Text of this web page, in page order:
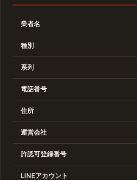
業者名
種別
系列
電話番号
住所
運営会社
許認可登録番号
LINEアカウント